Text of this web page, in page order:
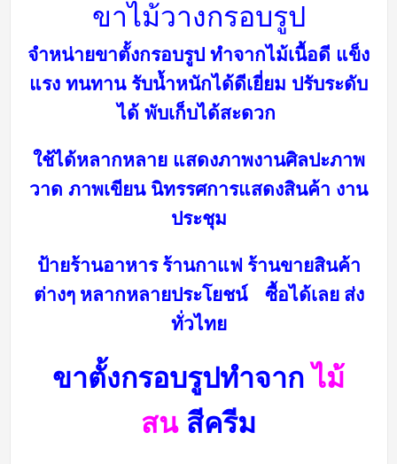
ขาไม้วางกรอบรูป
จำหน่ายขาตั้งกรอบรูป ทำจากไม้เนื้อดี แข็ง
แรง ทนทาน รับน้ำหนักได้ดีเยี่ยม ปรับระดับ
ได้ พับเก็บได้สะดวก
ใช้ได้หลากหลาย แสดงภาพงานศิลปะภาพ
วาด ภาพเขียน นิทรรศการแสดงสินค้า งาน
ประชุม
ป้ายร้านอาหาร ร้านกาแฟ ร้านขายสินค้า
ต่างๆ หลากหลายประโยชน์ ซื้อได้เลย ส่ง
ทั่วไทย
ขาตั้งกรอบรูปทำจากไม้
สน สีครีม